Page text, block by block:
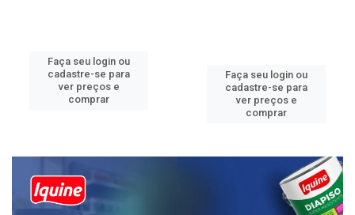
Faça seu login ou
cadastre-se para
ver preços e
comprar
Faça seu login ou
cadastre-se para
ver preços e
comprar